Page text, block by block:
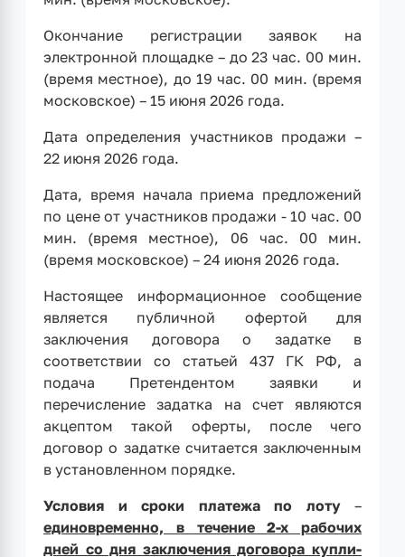
Окончание регистрации заявок на
электронной площадке – до 23 час. 00 мин.
(время местное), до 19 час. 00 мин. (время
московское) – 15 июня 2026 года.
Дата определения участников продажи –
22 июня 2026 года.
Дата, время начала приема предложений
по цене от участников продажи - 10 час. 00
мин. (время местное), 06 час. 00 мин.
(время московское) – 24 июня 2026 года.
Настоящее информационное сообщение
является публичной офертой для
заключения договора о задатке в
соответствии со статьей 437 ГК РФ, а
подача Претендентом заявки и
перечисление задатка на счет являются
акцептом такой оферты, после чего
договор о задатке считается заключенным
в установленном порядке.
Условия и сроки платежа по лоту–
единовременно, в течение 2-х рабочих
дней со дня заключения договора купли-